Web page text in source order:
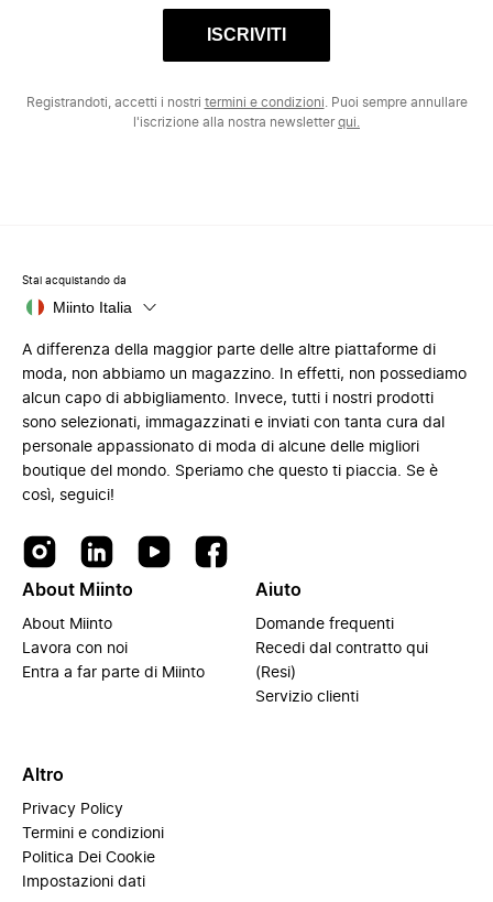
ISCRIVITI
Registrandoti, accetti i nostri termini e condizioni . Puoi sempre annullare
l'iscrizione alla nostra newsletterqui.
Stai acquistando da
Miinto Italia
A differenza della maggior parte delle altre piattaforme di
moda, non abbiamo un magazzino. In effetti, non possediamo
alcun capo di abbigliamento. Invece, tutti i nostri prodotti
sono selezionati, immagazzinati e inviati con tanta cura dal
personale appassionato di moda di alcune delle migliori
boutique del mondo. Speriamo che questo ti piaccia. Se è
così, seguici!
About Miinto
About Miinto
Lavora con noi
Entra a far parte di Miinto
Aiuto
Domande frequenti
Recedi dal contratto qui
(Resi)
Servizio clienti
Altro
Privacy Policy
Termini e condizioni
Politica Dei Cookie
Impostazioni dati